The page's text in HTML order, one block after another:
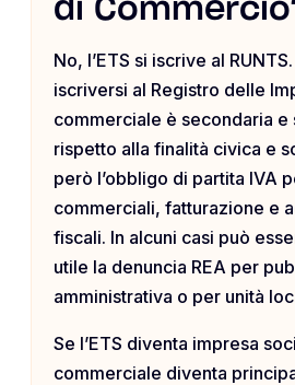
di
No, l’ETS si iscrive al
iscriversi al Registro delle
commerciale è secondaria e
rispetto alla finalità civica e
però l’obbligo di partita IVA
commerciali, fatturazione e
fiscali. In alcuni casi può
utile la denuncia REA per
amministrativa o per unità
Se l’ETS diventa impresa
commerciale diventa